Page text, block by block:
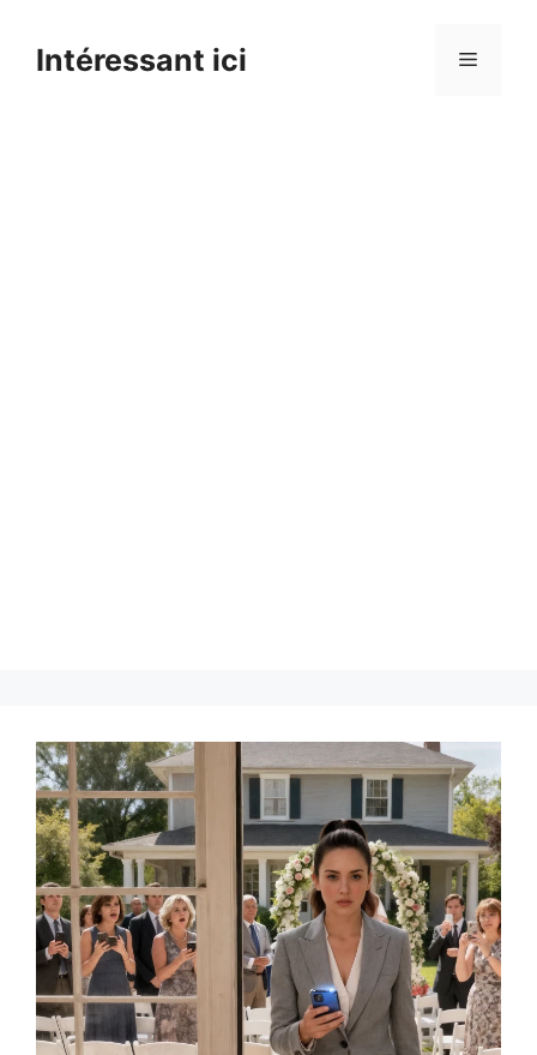
contentIntéressant ici Menu